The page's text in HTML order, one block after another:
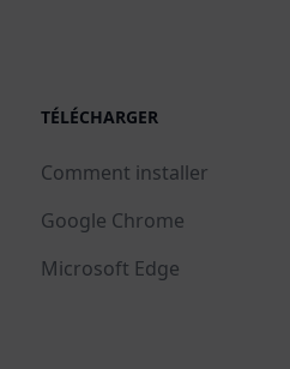
TÉLÉCHARGER
Comment installer
Google Chrome
Microsoft Edge